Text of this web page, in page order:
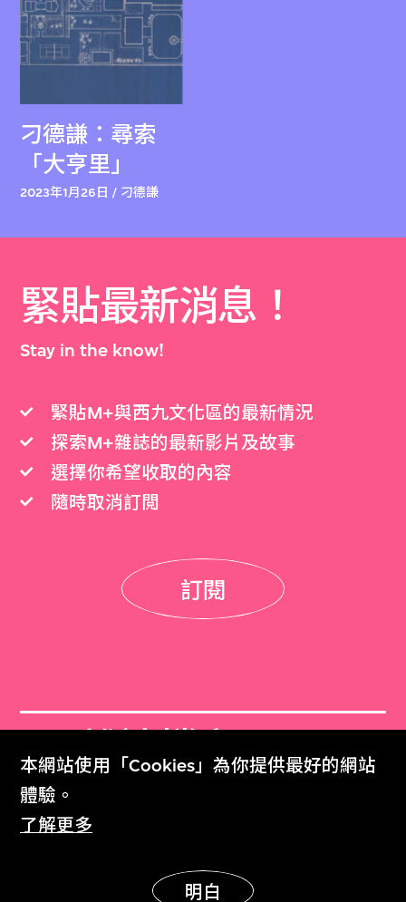
本網站使用「Cookies」為你提供最好的網站
體驗。
了解更多
明白
刁德謙：尋索
「大亨里」
2023年1月26日 / 刁德謙
緊貼最新消息！
Stay in the know!
緊貼M+與西九文化區的最新情況
探索M+雜誌的最新影片及故事
選擇你希望收取的內容
隨時取消訂閲
訂閱
M+雜誌檔案
M+ Magazine Archive
M+藏品
Collection Online